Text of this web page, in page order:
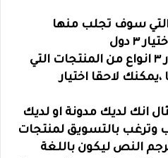
التي سوف تجلب منها
دول
هنا نختار ٣ انواع من المنتجات التي
لاحقا اختيار
انك لديك مدونة او لديك
وترغب بالتسويق لمنتجات
النص ليكون باللغة